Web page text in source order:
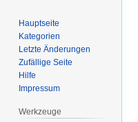
Hauptseite
Kategorien
Letzte Änderungen
Zufällige Seite
Hilfe
Impressum
Werkzeuge